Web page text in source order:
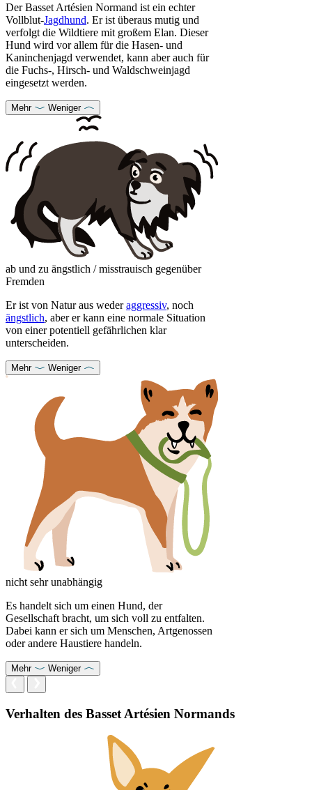
Der Basset Artésien Normand ist ein echter
Vollblut-Jagdhund. Er ist überaus mutig und
verfolgt die Wildtiere mit großem Elan. Dieser
Hund wird vor allem für die Hasen- und
Kaninchenjagd verwendet, kann aber auch für
die Fuchs-, Hirsch- und Waldschweinjagd
eingesetzt werden.
Mehr Weniger
ab und zu ängstlich / misstrauisch gegenüber
Fremden
Er ist von Natur aus wederaggressiv, noch
ängstlich, aber er kann eine normale Situation
von einer potentiell gefährlichen klar
unterscheiden.
Mehr Weniger
nicht sehr unabhängig
Es handelt sich um einen Hund, der
Gesellschaft bracht, um sich voll zu entfalten.
Dabei kann er sich um Menschen, Artgenossen
oder andere Haustiere handeln.
Mehr Weniger
Verhalten des Basset Artésien Normands